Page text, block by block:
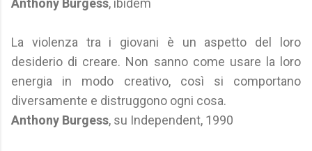
Anthony Burgess, ibidem
La violenza tra i giovani è un aspetto del loro
desiderio di creare. Non sanno come usare la loro
energia in modo creativo, così si comportano
diversamente e distruggono ogni cosa.
Anthony Burgess, su Independent, 1990